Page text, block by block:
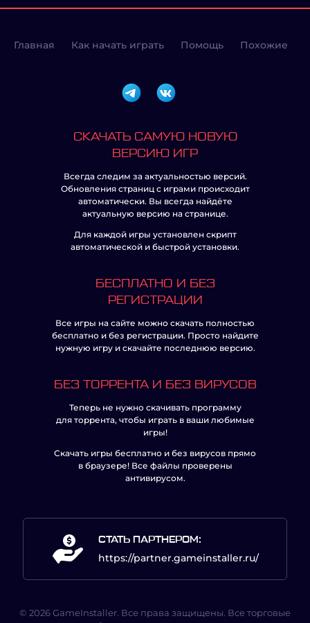
Главная Как начать играть Помощь Похожие
СКАЧАТЬ САМУЮ НОВУЮ
ВЕРСИЮ ИГР
Всегда следим за актуальностью версий.
Обновления страниц с играми происходит
автоматически. Вы всегда найдёте
актуальную версию на странице.
Для каждой игры установлен скрипт
автоматической и быстрой установки.
БЕСПЛАТНО И БЕЗ
РЕГИСТРАЦИИ
Все игры на сайте можно скачать полностью
бесплатно и без регистрации. Просто найдите
нужную игру и скачайте последнюю версию.
БЕЗ ТОРРЕНТА И БЕЗ ВИРУСОВ
Теперь не нужно скачивать программу
для торрента, чтобы играть в ваши любимые
игры!
Скачать игры бесплатно и без вирусов прямо
в браузере! Все файлы проверены
антивирусом.
СТАТЬ ПАРТНЕРОМ:
https://partner.gameinstaller.ru/
© 2026 GameInstaller. Все права защищены. Все торговые